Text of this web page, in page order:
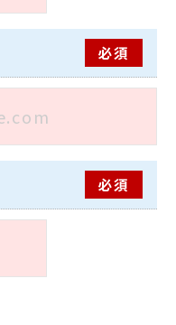
必須
必須